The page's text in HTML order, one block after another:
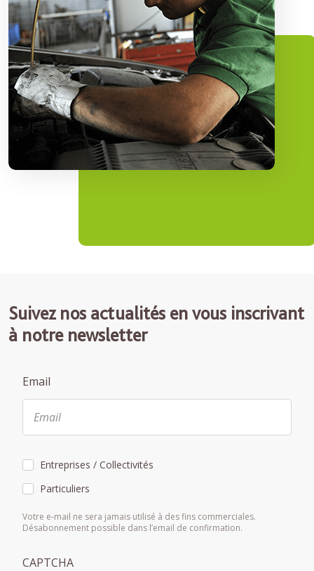
Suivez nos actualités en vous inscrivant
à notre newsletter
Email
Entreprises / Collectivités
Particuliers
Votre e-mail ne sera jamais utilisé à des fins commerciales.
Désabonnement possible dans l’email de confirmation.
CAPTCHA